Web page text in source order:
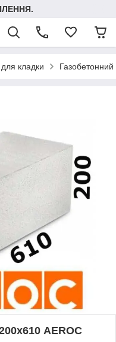
кладки Газобетонний
AEROC